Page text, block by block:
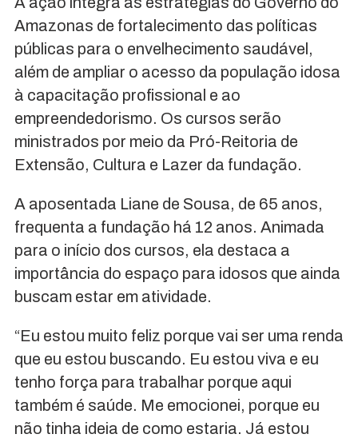
Amazonas de fortalecimento das políticas
públicas para o envelhecimento saudável,
além de ampliar o acesso da população idosa
à capacitação profissional e ao
empreendedorismo. Os cursos serão
ministrados por meio da Pró-Reitoria de
Extensão, Cultura e Lazer da fundação.
A aposentada Liane de Sousa, de 65 anos,
frequenta a fundação há 12 anos. Animada
para o início dos cursos, ela destaca a
importância do espaço para idosos que ainda
buscam estar em atividade.
“Eu estou muito feliz porque vai ser uma renda
que eu estou buscando. Eu estou viva e eu
tenho força para trabalhar porque aqui
também é saúde. Me emocionei, porque eu
não tinha ideia de como estaria. Já estou